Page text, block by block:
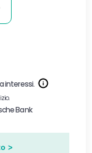
>